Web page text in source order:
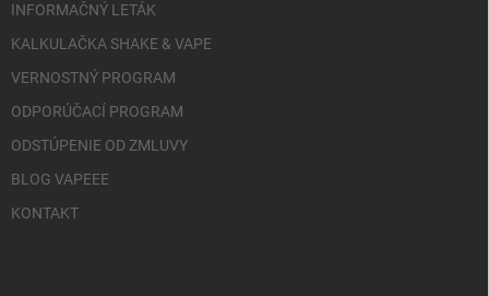
INFORMAČNÝ LETÁK
KALKULAČKA SHAKE & VAPE
VERNOSTNÝ PROGRAM
ODPORÚČACÍ PROGRAM
ODSTÚPENIE OD ZMLUVY
BLOG VAPEEE
KONTAKT